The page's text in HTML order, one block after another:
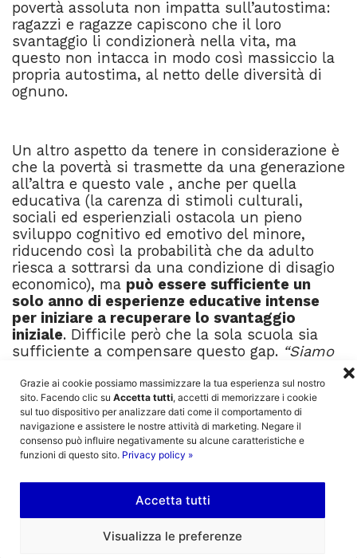
Grazie ai cookie possiamo massimizzare la tua esperienza sul nostro
sito. Facendo clic su Accetta tutti, accetti di memorizzare i cookie
sul tuo dispositivo per analizzare dati come il comportamento di
navigazione e assistere le nostre attività di marketing. Negare il
consenso può influire negativamente su alcune caratteristiche e
funzioni di questo sito. Privacy policy »
Accetta tutti
Visualizza le preferenze
povertà assoluta non impatta sull’autostima:
ragazzi e ragazze capiscono che il loro
svantaggio li condizionerà nella vita, ma
questo non intacca in modo così massiccio la
propria autostima, al netto delle diversità di
ognuno.
Un altro aspetto da tenere in considerazione è
che la povertà si trasmette da una generazione
all’altra e questo vale , anche per quella
educativa (la carenza di stimoli culturali,
sociali ed esperienziali ostacola un pieno
sviluppo cognitivo ed emotivo del minore,
riducendo così la probabilità che da adulto
riesca a sottrarsi da una condizione di disagio
economico), ma può essere sufficiente un
solo anno di esperienze educative intense
per iniziare a recuperare lo svantaggio
iniziale. Difficile però che la sola scuola sia
sufficiente a compensare questo gap. “Siamo
noto pedagogista brasiliano Paulo Freire: è
possibile – attraverso esperienze fatte da
scuola e territorio insieme – offrire
opportunità di crescita che riescano a
contrastare la povertà educativa.
–
Il corpo e l’attività sportiva
È importante rendere il più fruibile possibile